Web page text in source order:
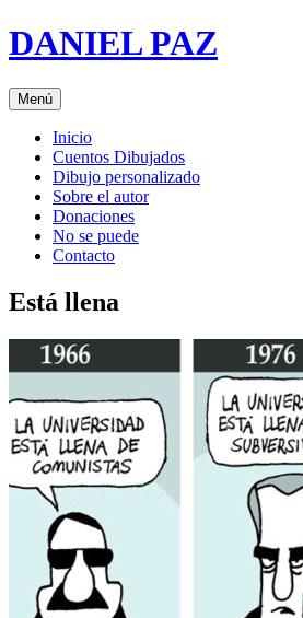
Saltar
al
DANIEL PAZ
Menú
Inicio
Cuentos Dibujados
Dibujo personalizado
Sobre el autor
Donaciones
No se puede
Contacto
Está llena